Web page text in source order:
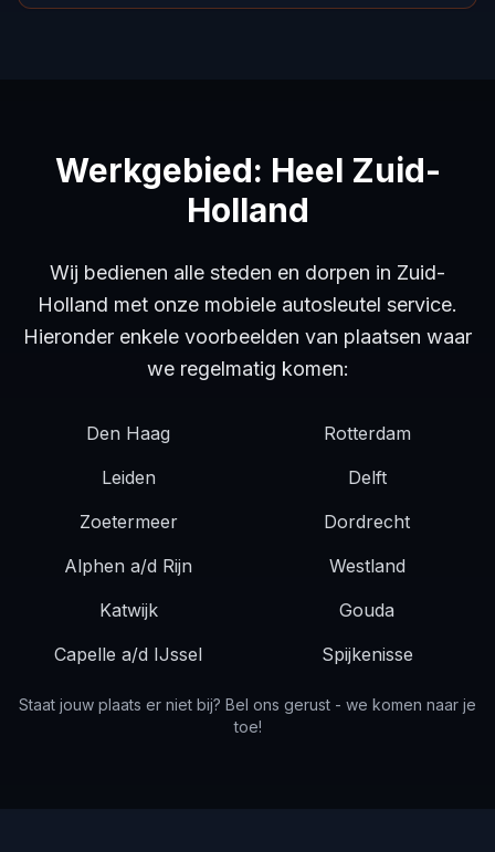
Werkgebied: Heel Zuid-
Holland
Wij bedienen alle steden en dorpen in Zuid-
Holland met onze mobiele autosleutel service.
Hieronder enkele voorbeelden van plaatsen waar
we regelmatig komen:
Den Haag
Rotterdam
Leiden
Delft
Zoetermeer
Dordrecht
Alphen a/d Rijn
Westland
Katwijk
Gouda
Capelle a/d IJssel
Spijkenisse
Staat jouw plaats er niet bij? Bel ons gerust - we komen naar je
toe!